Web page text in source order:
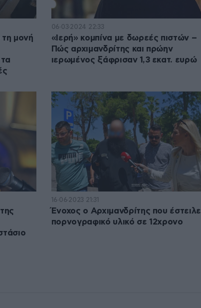
μονή
06·03·2024 22:33
«Ιερή» κομπίνα με δωρεές πιστών –
Πώς αρχιμανδρίτης και πρώην
ιερωμένος ξάφρισαν 1,3 εκατ. ευρώ
16·06·2023 21:31
Ένοχος ο Αρχιμανδρίτης που έστειλε
πορνογραφικό υλικό σε 12χρονο